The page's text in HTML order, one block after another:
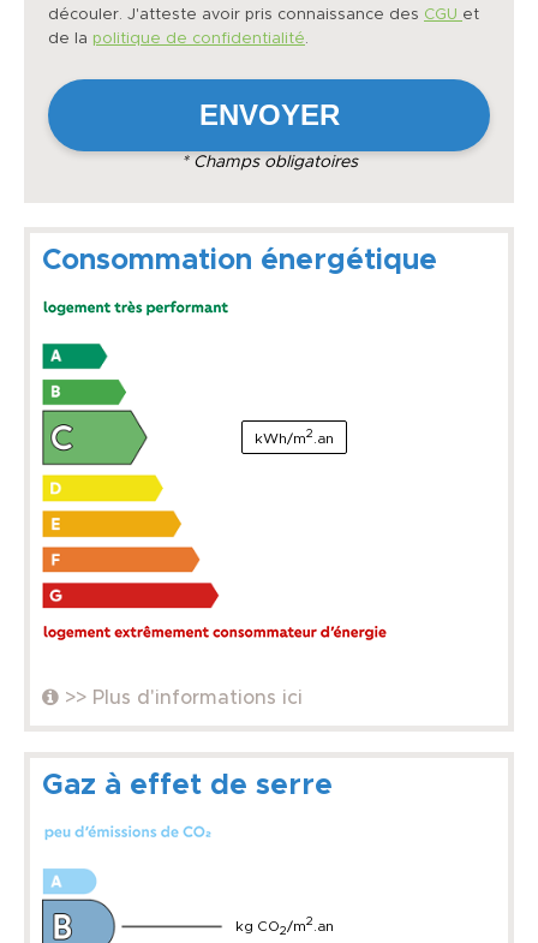
découler. J'atteste avoir pris connaissance des CGU et
de la politique de confidentialité.
* Champs obligatoires
Consommation énergétique
kWh/m2 .an
>> Plus d'informations ici
Gaz à effet de serre
kg CO2/m2 .an